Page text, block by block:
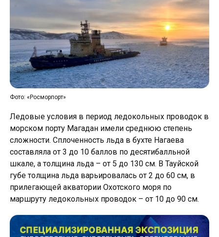
Фото: «Росморпорт»
Ледовые условия в период ледокольных проводок в
морском порту Магадан имели среднюю степень
сложности. Сплоченность льда в бухте Нагаева
составляла от 3 до 10 баллов по десятибалльной
шкале, а толщина льда – от 5 до 130 см. В Тауйской
губе толщина льда варьировалась от 2 до 60 см, в
прилегающей акватории Охотского моря по
маршруту ледокольных проводок – от 10 до 90 см.